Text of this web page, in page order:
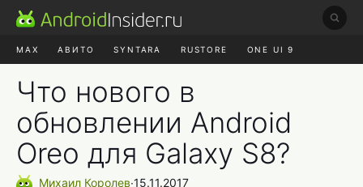
MAX АВИТО SYNTARA RUSTORE ONE UI 9
Что нового в
обновлении Android
Oreo для Galaxy S8?
Михаил Королев∙15.11.2017